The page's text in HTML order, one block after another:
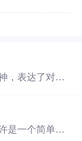
，表达了对未
是一个简单的